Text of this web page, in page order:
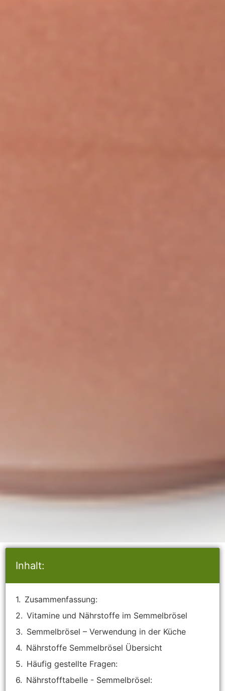
Inhalt:
Zusammenfassung:
Vitamine und Nährstoffe im Semmelbrösel
Semmelbrösel – Verwendung in der Küche
Nährstoffe Semmelbrösel Übersicht
Häufig gestellte Fragen:
Nährstofftabelle - Semmelbrösel: